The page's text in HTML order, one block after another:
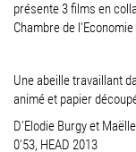
présente 3 films en
Chambre de
Une abeille travaillant
animé et papier
D'Elodie Burgy et
0'53, HEAD 2013